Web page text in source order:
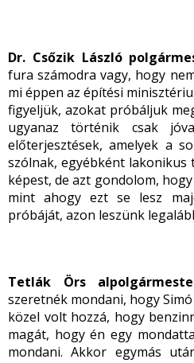
Dr. Csőzik László
fura számodra vagy, hogy
mi éppen az építési
figyeljük, azokat próbáljuk
ugyanaz történik csak
előterjesztések, amelyek a
szólnak, egyébként lakonikus
képest, de azt gondolom,
mint ahogy ezt se lesz
próbáját, azon leszünk
Tetlák Örs
szeretnék mondani, hogy
közel volt hozzá, hogy
magát, hogy én egy
mondani. Akkor egymás